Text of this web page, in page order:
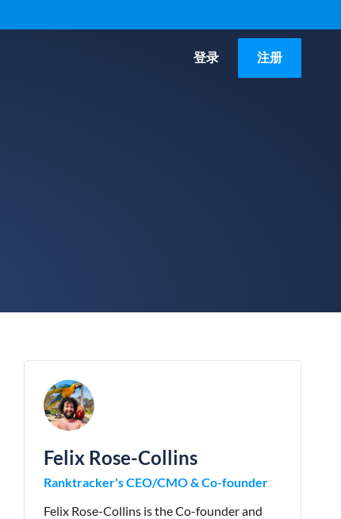
登录 注册
Felix Rose-Collins
Ranktracker's CEO/CMO & Co-founder
Felix Rose-Collins is the Co-founder and